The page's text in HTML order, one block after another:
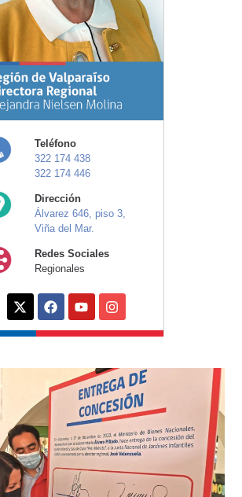
Teléfono
322 174 438
322 174 446
Dirección
Álvarez 646, piso 3,
Viña del Mar.
Redes Sociales
Regionales